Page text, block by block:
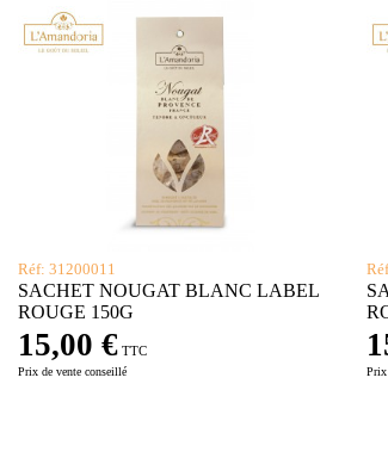
Réf: 31200011
SACHET NOUGAT BLANC LABEL
ROUGE 150G
15,00 € TTC
Prix de vente conseillé Prix